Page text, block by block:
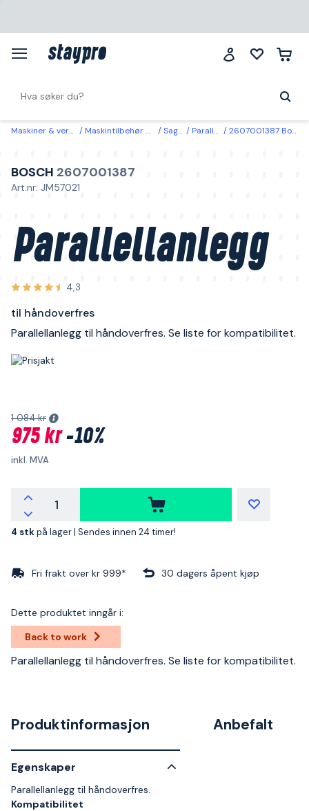
Maskiner & verktøy Maskintilbehør & forbruk Sagstopp Parallellforskyver 2607001387 Bosch Parallellanlegg til håndoverfres
BOSCH 2607001387
Art.nr: JM57021
Parallellanlegg
4,3
til håndoverfres
Parallellanlegg til håndoverfres. Se liste for kompatibilitet.
1 084 kr
975 kr-10%
inkl. MVA
4 stkpå lager | Sendes innen 24 timer!
Fri frakt over kr 999* 30 dagers åpent kjøp
Dette produktet inngår i:
Back to work
Parallellanlegg til håndoverfres. Se liste for kompatibilitet.
Produktinformasjon
Egenskaper
Parallellanlegg til håndoverfres.
Kompatibilitet
Anbefalt